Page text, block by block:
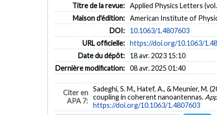
Titre de la revue: Applied Physics Letters
Maison d'édition: American Institute of
DOI:
10.1063/1.4807603
URL officielle: https://doi.org/10.1063/
Date du dépôt:
18 avr. 2023 15:10
Dernière modification: 08 avr. 2025 01:40
Citer en
APA 7:
Sadeghi, S. M., Hatef, A., & Meunier,
coupling in coherent nanoantennas.
https://doi.org/10.1063/1.4807603